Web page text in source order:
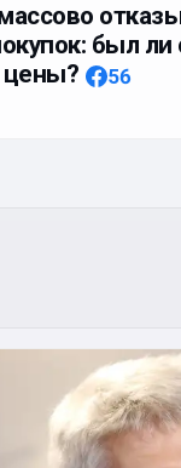
был
цены?
56